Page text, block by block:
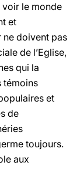
voir le monde
et
ne doivent pas
de l’Eglise,
qui la
témoins
et
de
toujours.
aux